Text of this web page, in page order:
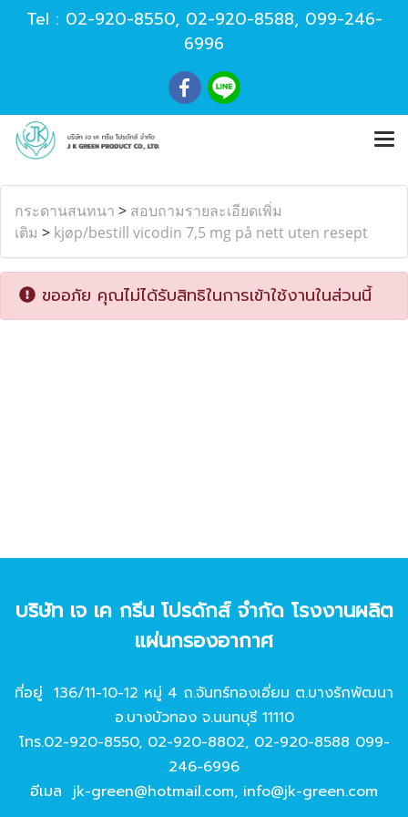
Tel : 02-920-8550, 02-920-8588, 099-246-
6996
กระดานสนทนา > สอบถามรายละเอียดเพิ่ม
เติม > kjøp/bestill vicodin 7,5 mg på nett uten resept
ขออภัย คุณไม่ได้รับสิทธิในการเข้าใช้งานในส่วนนี้
บริษัท เจ เค กรีน โปรดักส์ จํากัด โรงงานผลิต
แผ่นกรองอากาศ
ที่อยู่ 136/11-10-12 หมู่ 4 ถ.จันทร์ทองเอี่ยม ต.บางรักพัฒนา
อ.บางบัวทอง จ.นนทบุรี 11110
โทร.02-920-8550, 02-920-8802, 02-920-8588 099-
246-6996
อีเมล jk-green@hotmail.com, info@jk-green.com